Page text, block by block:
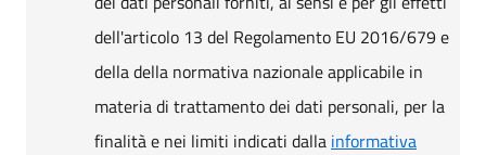
dell'articolo 13 del Regolamento EU 2016/679 e
della della normativa nazionale applicabile in
materia di trattamento dei dati personali, per la
finalità e nei limiti indicati dalla informativa